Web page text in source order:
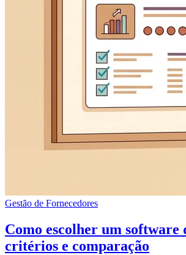
Gestão de Fornecedores
Como escolher um software
critérios e comparação